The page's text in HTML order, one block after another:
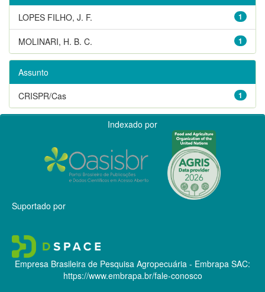
1
LOPES FILHO, J. F.
1
MOLINARI, H. B. C.
Assunto
1
CRISPR/Cas
Indexado por
Suportado por
Empresa Brasileira de Pesquisa Agropecuária - Embrapa SAC:
https://www.embrapa.br/fale-conosco